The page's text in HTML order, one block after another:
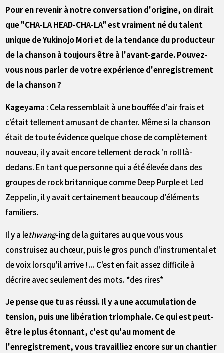
――Pour en revenir à notre conversation d'origine, on dirait
que "CHA-LA HEAD-CHA-LA" est vraiment né du talent
unique de Yukinojo Mori et de la tendance du producteur
de la chanson à toujours être à l'avant-garde. Pouvez-
vous nous parler de votre expérience d'enregistrement
de la chanson ?
Kageyama : Cela ressemblait à une bouffée d'air frais et
c'était tellement amusant de chanter. Même si la chanson
était de toute évidence quelque chose de complètement
nouveau, il y avait encore tellement de rock 'n roll là-
dedans. En tant que personne qui a été élevée dans des
groupes de rock britannique comme Deep Purple et Led
Zeppelin, il y avait certainement beaucoup d'éléments
familiers.
Il y a lethwang-ing de la guitares au que vous vous
construisez au chœur, puis le gros punch d'instrumental et
de voix lorsqu'il arrive ! ... C'est en fait assez difficile à
décrire avec seulement des mots. *des rires*
Je pense que tu as réussi. Il y a une accumulation de
tension, puis une libération triomphale. Ce qui est peut-
être le plus étonnant, c'est qu'au moment de
l'enregistrement, vous travailliez encore sur un chantier